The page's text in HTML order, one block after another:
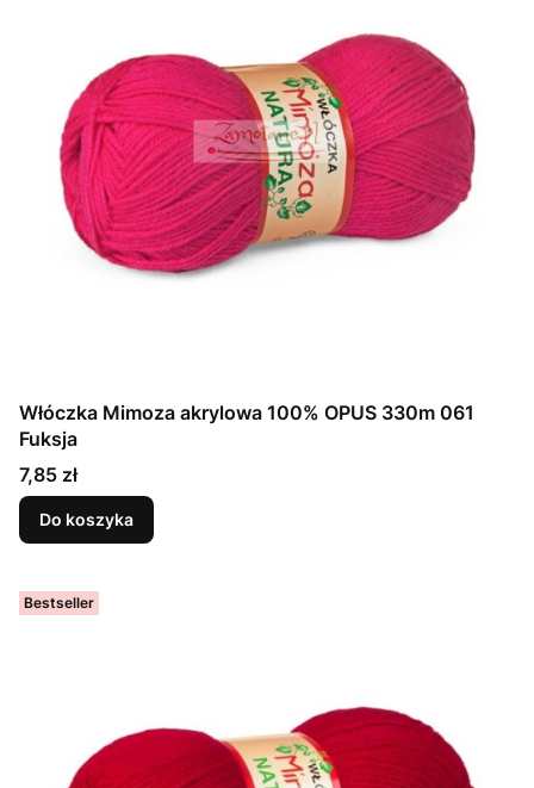
Włóczka Mimoza akrylowa 100% OPUS 330m 061
Fuksja
Cena
7,85 zł
Do koszyka
Bestseller